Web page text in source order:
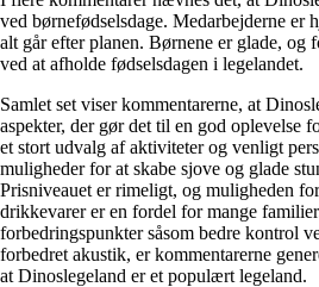
ved børnefødselsdage. Medarbejderne er
alt går efter planen. Børnene er glade,
ved at afholde fødselsdagen i legelandet.
Samlet set viser kommentarerne, at
aspekter, der gør det til en god oplevelse
et stort udvalg af aktiviteter og venligt
muligheder for at skabe sjove og glade
Prisniveauet er rimeligt, og muligheden
drikkevarer er en fordel for mange
forbedringspunkter såsom bedre kontrol
forbedret akustik, er kommentarerne
at Dinoslegeland er et populært legeland.